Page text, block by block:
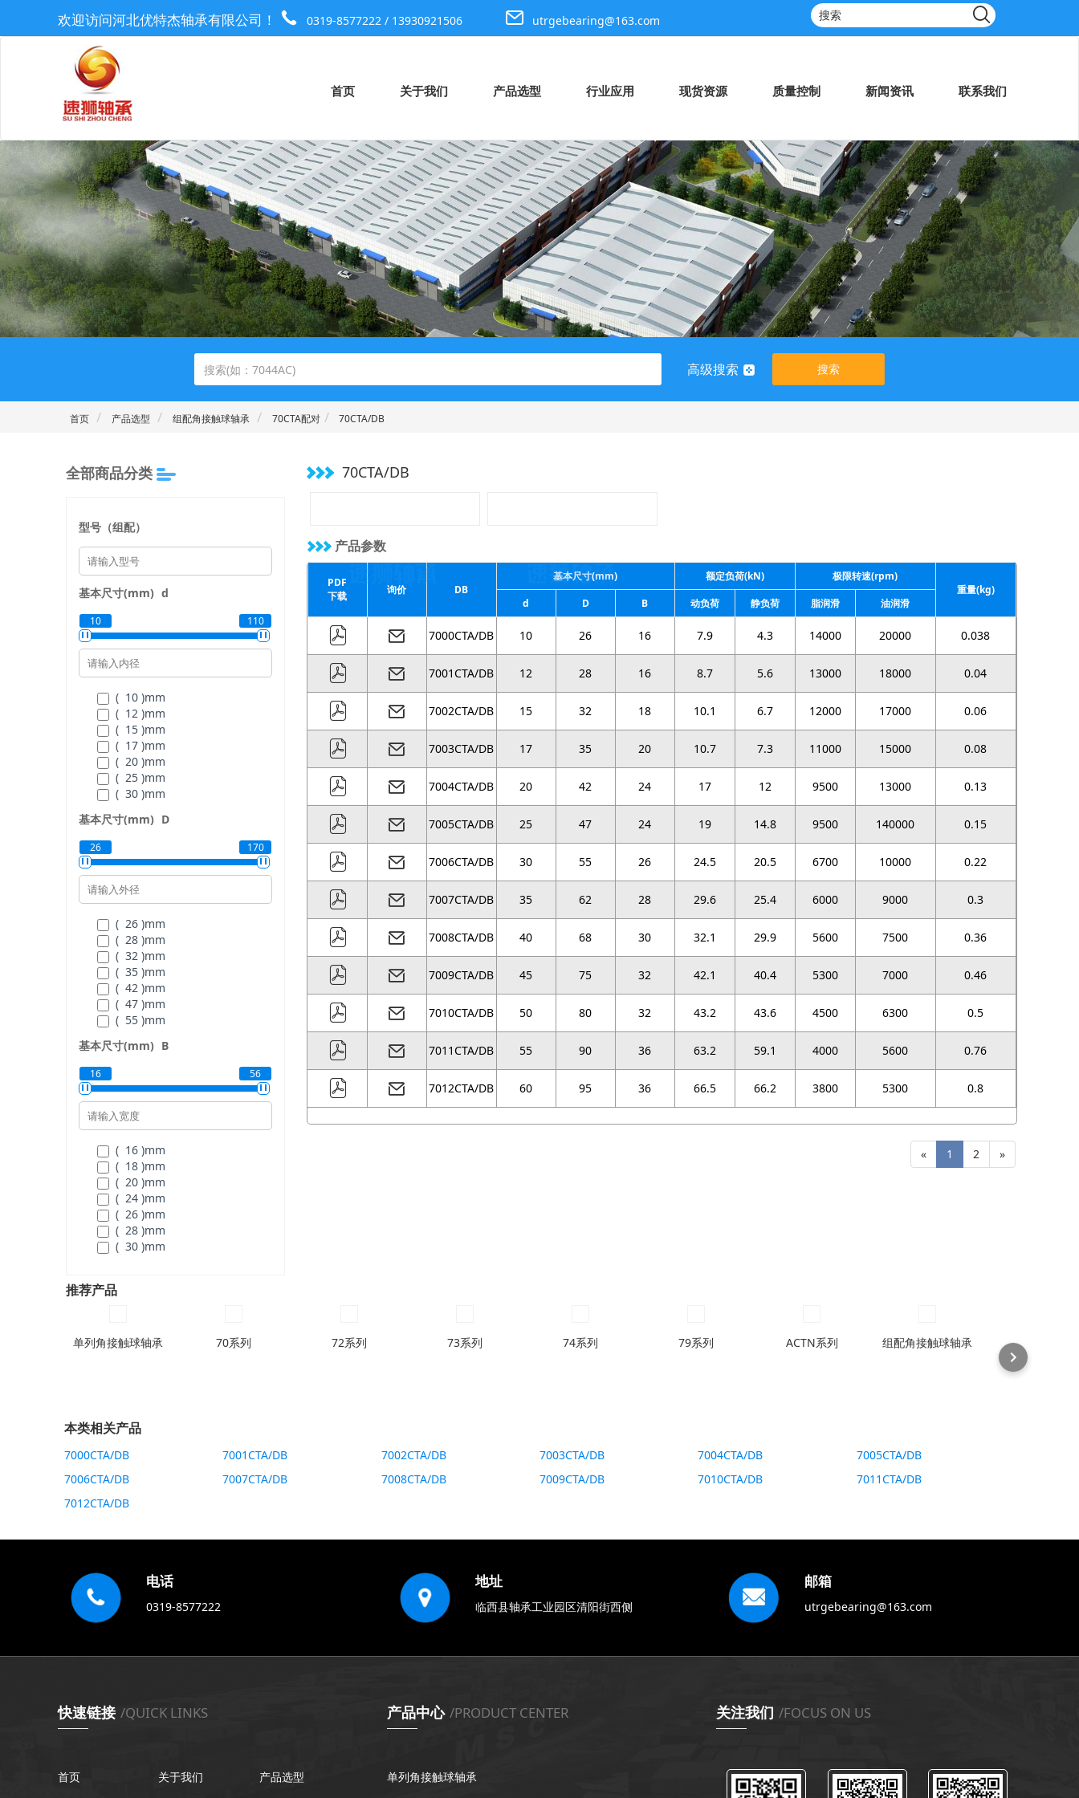
欢迎访问河北优特杰轴承有限公司！ 0319-8577222 / 13930921506 utrgebearing@163.com
首页 关于我们 产品选型 行业应用 现货资源 质量控制 新闻资讯 联系我们
高级搜索 搜索
首页 产品选型 组配角接触球轴承 70CTA配对 70CTA/DB
全部商品分类
型号（组配）
基本尺寸(mm) d
10 110
( 10 )mm
( 12 )mm
( 15 )mm
( 17 )mm
( 20 )mm
( 25 )mm
( 30 )mm
( 40 )mm
( 50 )mm
( 55 )mm
( 60 )
( 65 )mm
( 70 )mm
( 75 )mm
( 80 )mm
( 85 )mm
( 90 )mm
( 95 )mm
( 100 )mm
( 110 )mm
基本尺寸(mm) D
26 170
( 26 )mm
( 28 )mm
( 32 )mm
( 35 )mm
( 42 )mm
( 47 )mm
( 55 )mm
( 68 )mm
( 80 )mm
( 90 )mm
( 95 )
( 100 )mm
( 110 )mm
( 115 )mm
( 125 )mm
( 130 )mm
( 140 )mm
( 145 )mm
( 150 )mm
基本尺寸(mm) B
16 56
( 16 )mm
( 18 )mm
( 20 )mm
( 24 )mm
( 26 )mm
( 28 )mm
( 30 )mm
( 40 )
( 52 )mm
70CTA/DB
产品参数
PDF
下载
询价 DB
基本尺寸(mm) 额定负荷(kN)
极限转速(rpm)
重量(kg)
d
D B 动负荷 静负荷 脂润滑 油润滑
7000CTA/DB 10 26 16 7.9 4.3 14000 20000 0.038
7001CTA/DB 12 28 16 8.7 5.6 13000 18000 0.04
7002CTA/DB 15 32 18 10.1 6.7 12000 17000 0.06
7003CTA/DB 17 35 20 10.7 7.3 11000 15000 0.08
7004CTA/DB 20 42 24 17 12 9500 13000 0.13
7005CTA/DB 25 47 24 19 14.8 9500 140000 0.15
7006CTA/DB 30 55 26 24.5 20.5 6700 10000 0.22
7007CTA/DB 35 62 28 29.6 25.4 6000 9000 0.3
7008CTA/DB 40 68 30 32.1 29.9 5600 7500 0.36
7009CTA/DB 45 75 32 42.1 40.4 5300 7000 0.46
7010CTA/DB 50 80 32 43.2 43.6 4500 6300 0.5
7011CTA/DB 55 90 36 63.2 59.1 4000 5600 0.76
7012CTA/DB 60 95 36 66.5 66.2 3800 5300 0.8
« 1 2 »
推荐产品
单列角接触球轴承 70系列 72系列 73系列 74系列 79系列 ACTN系列 组配角接触球轴承 70ACM配对
本类相关产品
7000CTA/DB 7001CTA/DB 7002CTA/DB 7003CTA/DB 7004CTA/DB
7005CTA/DB
7006CTA/DB
7007CTA/DB 7008CTA/DB 7009CTA/DB 7010CTA/DB
7011CTA/DB
7012CTA/DB
电话
0319-8577222
地址
临西县轴承工业园区清阳街西侧
邮箱
utrgebearing@163.com
快速链接 /QUICK LINKS
首页 关于我们 产品选型
产品中心 /PRODUCT CENTER
单列角接触球轴承
关注我们 /FOCUS ON US